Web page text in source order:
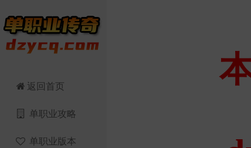
返回首页
单职业攻略
单职业版本